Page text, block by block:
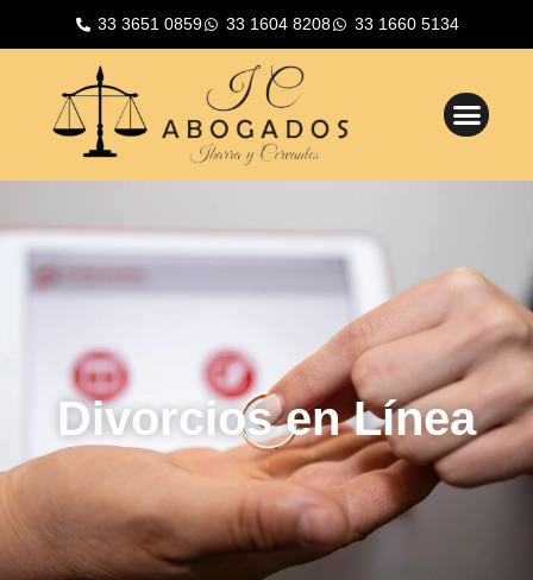
33 3651 0859 33 1604 8208 33 1660 5134
Divorcios en Línea